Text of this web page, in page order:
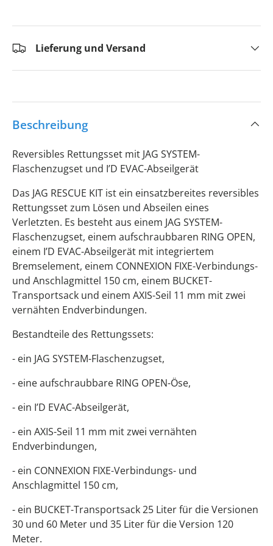
Lieferung und Versand
Beschreibung
Reversibles Rettungsset mit JAG SYSTEM-
Flaschenzugset und I’D EVAC-Abseilgerät
Das JAG RESCUE KIT ist ein einsatzbereites reversibles
Rettungsset zum Lösen und Abseilen eines
Verletzten. Es besteht aus einem JAG SYSTEM-
Flaschenzugset, einem aufschraubbaren RING OPEN,
einem I’D EVAC-Abseilgerät mit integriertem
Bremselement, einem CONNEXION FIXE-Verbindungs-
und Anschlagmittel 150 cm, einem BUCKET-
Transportsack und einem AXIS-Seil 11 mm mit zwei
vernähten Endverbindungen.
Bestandteile des Rettungssets:
- ein JAG SYSTEM-Flaschenzugset,
- eine aufschraubbare RING OPEN-Öse,
- ein I’D EVAC-Abseilgerät,
- ein AXIS-Seil 11 mm mit zwei vernähten
Endverbindungen,
- ein CONNEXION FIXE-Verbindungs- und
Anschlagmittel 150 cm,
- ein BUCKET-Transportsack 25 Liter für die Versionen
30 und 60 Meter und 35 Liter für die Version 120
Meter.